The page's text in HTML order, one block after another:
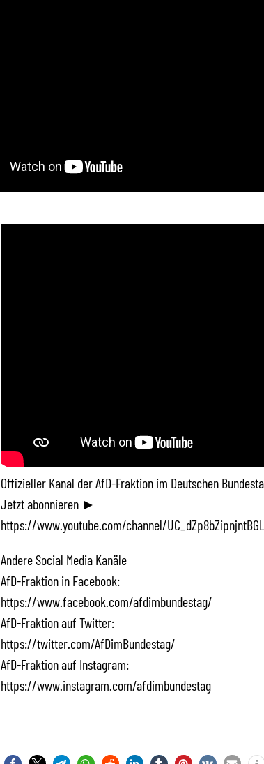
Offizieller Kanal der AfD-Fraktion im Deutschen
Jetzt abonnieren ►
https://www.youtube.com/channel/
Andere Social Media Kanäle
AfD-Fraktion in Facebook:
https://www.facebook.com/afdimbundestag/
AfD-Fraktion auf Twitter:
https://twitter.com/AfDimBundestag/
AfD-Fraktion auf Instagram:
https://www.instagram.com/afdimbundestag